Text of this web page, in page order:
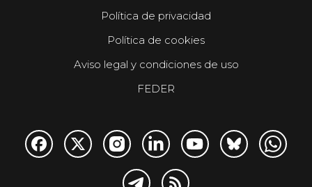
Política de privacidad
Política de cookies
Aviso legal y condiciones de uso
FEDER